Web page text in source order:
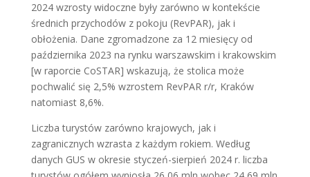
2024 wzrosty widoczne były zarówno w kontekście
średnich przychodów z pokoju (RevPAR), jak i
obłożenia. Dane zgromadzone za 12 miesięcy od
października 2023 na rynku warszawskim i krakowskim
[w raporcie CoSTAR] wskazują, że stolica może
pochwalić się 2,5% wzrostem RevPAR r/r, Kraków
natomiast 8,6%.
Liczba turystów zarówno krajowych, jak i
zagranicznych wzrasta z każdym rokiem. Według
danych GUS w okresie styczeń-sierpień 2024 r. liczba